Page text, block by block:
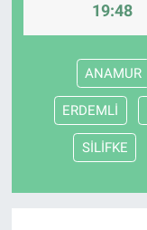
19:48
ANAMUR
ERDEMLİ
SİLİFKE